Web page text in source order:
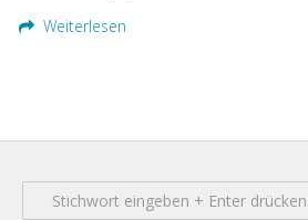
Mobilfunk-Tarifrechner
Weiterlesen